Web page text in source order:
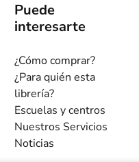
Puede
interesarte
¿Cómo comprar?
¿Para quién esta
librería?
Escuelas y centros
Nuestros Servicios
Noticias